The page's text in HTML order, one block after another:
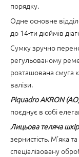
порядку.
Одне основне
до 14-ти дюймів
Сумку зручно
регульованому
розташована смуга
валізи.
Piquadro AKRON
поєднує в собі
Лицьова теляча
зернистість. М'яка
спеціалізовану